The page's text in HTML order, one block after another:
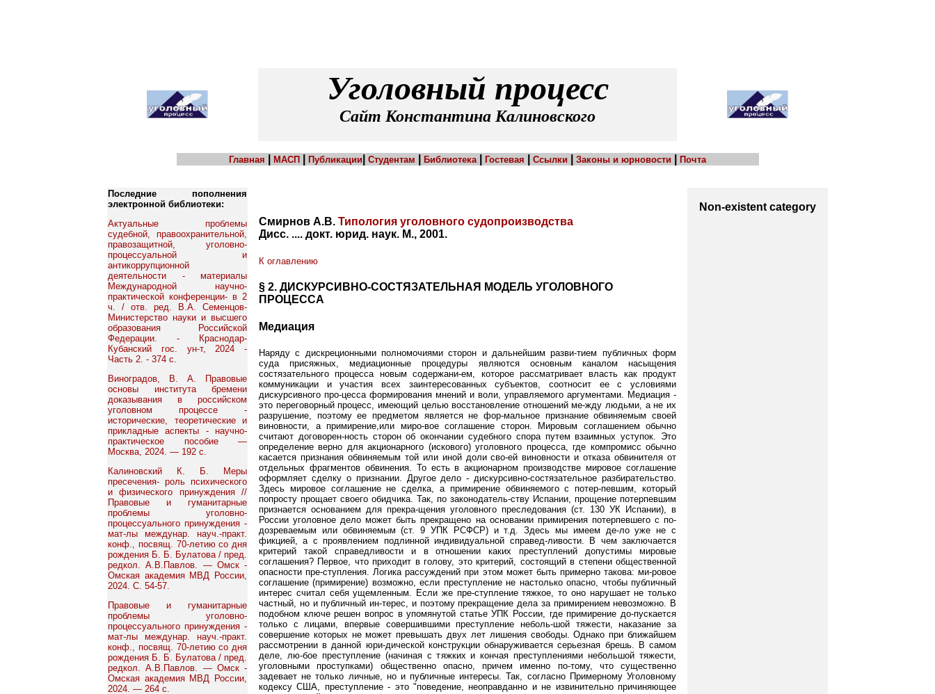
Уголовный процесс
Сайт Константина Калиновского
Главная МАСП Публикации Студентам Библиотека Гостевая Ссылки Законы и юрновости Почта
Последние пополнения
электронной библиотеки:
Актуальные проблемы
судебной, правоохранительной,
правозащитной, уголовно-
процессуальной и
антикоррупционной
деятельности - материалы
Международной научно-
практической конференции- в 2
ч. / отв. ред. В.А. Семенцов-
Министерство науки и высшего
образования Российской
Федерации. - Краснодар-
Кубанский гос. ун-т, 2024 -
Часть 2. - 374 с.
Виноградов, В. А. Правовые
основы института бремени
доказывания в российском
уголовном процессе -
исторические, теоретические и
прикладные аспекты - научно-
практическое пособие —
Москва, 2024. — 192 с.
Калиновский К. Б. Меры
пресечения- роль психического
и физического принуждения //
Правовые и гуманитарные
проблемы уголовно-
процессуального принуждения -
мат-лы междунар. науч.-практ.
конф., посвящ. 70-летию со дня
рождения Б. Б. Булатова / пред.
редкол. А.В.Павлов. — Омск -
Омская академия МВД России,
2024. С. 54-57.
Правовые и гуманитарные
проблемы уголовно-
процессуального принуждения -
мат-лы междунар. науч.-практ.
конф., посвящ. 70-летию со дня
рождения Б. Б. Булатова / пред.
редкол. А.В.Павлов. — Омск -
Омская академия МВД России,
2024. — 264 с.
Смирнов А.В. Типология уголовного судопроизводства
Дисс. .... докт. юрид. наук. М., 2001.
К оглавлению
§ 2. ДИСКУРСИВНО-СОСТЯЗАТЕЛЬНАЯ МОДЕЛЬ УГОЛОВНОГО
ПРОЦЕССА
Медиация
Наряду с дискреционными полномочиями сторон и дальнейшим разви-тием публичных форм
суда присяжных, медиационные процедуры являются основным каналом насыщения
состязательного процесса новым содержани-ем, которое рассматривает власть как продукт
коммуникации и участия всех заинтересованных субъектов, соотносит ее с условиями
дискурсивного про-цесса формирования мнений и воли, управляемого аргументами. Медиация -
это переговорный процесс, имеющий целью восстановление отношений ме-жду людьми, а не их
разрушение, поэтому ее предметом является не фор-мальное признание обвиняемым своей
виновности, а примирение,или миро-вое соглашение сторон. Мировым соглашением обычно
считают договорен-ность сторон об окончании судебного спора путем взаимных уступок. Это
определение верно для акционарного (искового) уголовного процесса, где компромисс обычно
касается признания обвиняемым той или иной доли сво-ей виновности и отказа обвинителя от
отдельных фрагментов обвинения. То есть в акционарном производстве мировое соглашение
оформляет сделку о признании. Другое дело - дискурсивно-состязательное разбирательство.
Здесь мировое соглашение не сделка, а примирение обвиняемого с потер-певшим, который
попросту прощает своего обидчика. Так, по законодатель-ству Испании, прощение потерпевшим
признается основанием для прекра-щения уголовного преследования (ст. 130 УК Испании), в
России уголовное дело может быть прекращено на основании примирения потерпевшего с по-
дозреваемым или обвиняемым (ст. 9 УПК РСФСР) и т.д. Здесь мы имеем де-ло уже не с
фикцией, а с проявлением подлинной индивидуальной справед-ливости. В чем заключается
критерий такой справедливости и в отношении каких преступлений допустимы мировые
соглашения? Первое, что приходит в голову, это критерий, состоящий в степени общественной
опасности пре-ступления. Логика рассуждений при этом может быть примерно такова: ми-ровое
соглашение (примирение) возможно, если преступление не настолько опасно, чтобы публичный
интерес считал себя ущемленным. Если же пре-ступление тяжкое, то оно нарушает не только
частный, но и публичный ин-терес, и поэтому прекращение дела за примирением невозможно. В
подобном ключе решен вопрос в упомянутой статье УПК России, где примирение до-пускается
только с лицами, впервые совершившими преступление неболь-шой тяжести, наказание за
совершение которых не может превышать двух лет лишения свободы. Однако при ближайшем
рассмотрении в данной юри-дической конструкции обнаруживается серьезная брешь. В самом
деле, лю-бое преступление (начиная с тяжких и кончая преступлениями небольшой тяжести,
уголовными проступками) общественно опасно, причем именно по-тому, что существенно
задевает не только личные, но и публичные интересы. Так, согласно Примерному Уголовному
кодексу США, преступление - это "поведение, неоправданно и не извинительно причиняющее
Non-existent category